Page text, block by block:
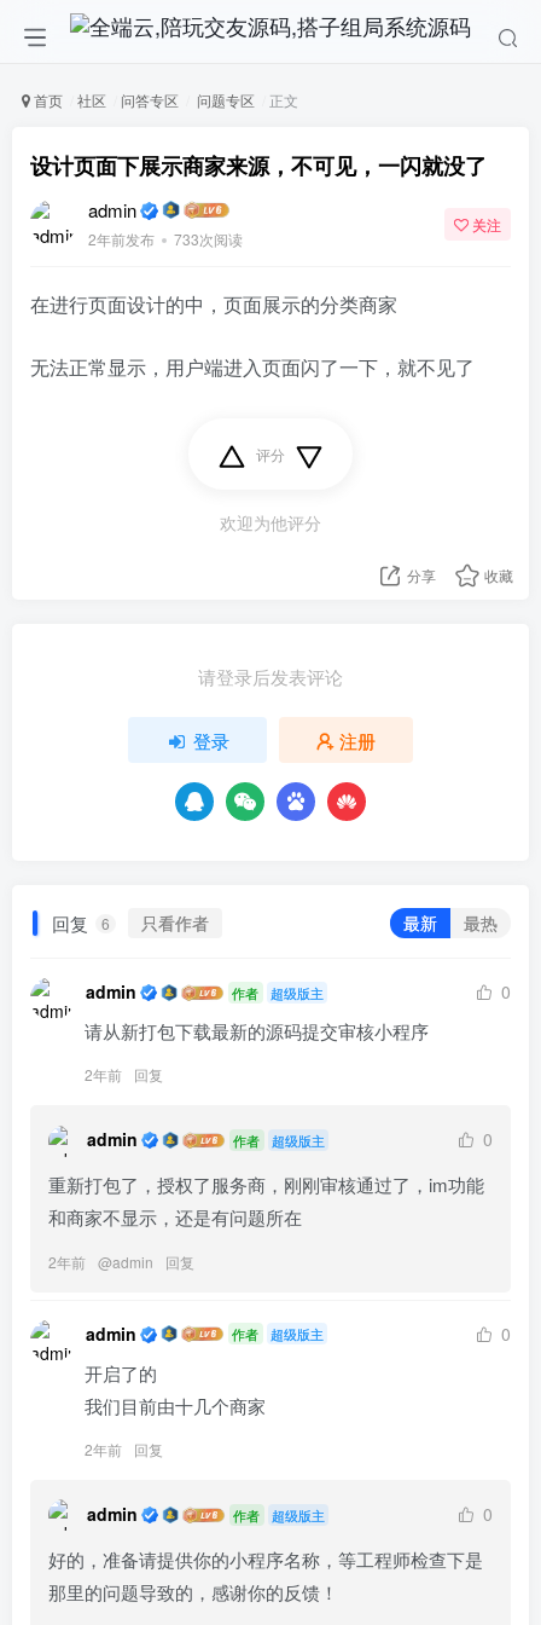
首页 社区 问答专区 问题专区 正文
设计页面下展示商家来源，不可见，一闪就没了
admin
2年前发布 733次阅读
关注
在进行页面设计的中，页面展示的分类商家
无法正常显示，用户端进入页面闪了一下，就不见了
评分
欢迎为他评分
分享 收藏
请登录后发表评论
登录 注册
回复 6 只看作者 最新 最热
admin 作者 超级版主 0
请从新打包下载最新的源码提交审核小程序
2年前 回复
admin 作者 超级版主 0
重新打包了，授权了服务商，刚刚审核通过了，im功能
和商家不显示，还是有问题所在
2年前 @admin 回复
admin 作者 超级版主 0
开启了的
我们目前由十几个商家
2年前 回复
admin 作者 超级版主 0
好的，准备请提供你的小程序名称，等工程师检查下是
那里的问题导致的，感谢你的反馈！